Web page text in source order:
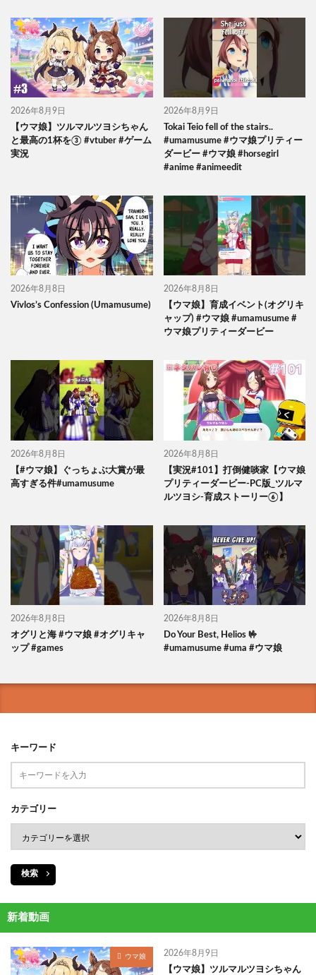
2026年8月9日
【ウマ娘】ツルマルツヨシちゃん
と最高の1杯を③ #vtuber #ゲーム
実況
2026年8月9日
Tokai Teio fell of the stairs..
#umamusume #ウマ娘プリティー
ダービー #ウマ娘 #horsegirl
#anime #animeedit
2026年8月8日
Vivlos’s Confession (Umamusume)
2026年8月8日
【ウマ娘】育成イベント(オグリキ
ャップ) #ウマ娘 #umamusume #
ウマ娘プリティーダービー
2026年8月8日
【#ウマ娘】ぐっちょぶ大賞が最
高すぎる件#umamusume
2026年8月8日
【実況#101】打倒健啖家【ウマ娘
プリティーダービー-PC版_ツルマ
ルツヨシ-育成ストーリー⑥】
2026年8月8日
オグリと海 #ウマ娘 #オグリキャ
ップ #games
2026年8月8日
Do Your Best, Helios 🤟
#umamusume #uma #ウマ娘
キーワード
カテゴリー
検索
新着動画
ウマ娘 2026年8月9日
【ウマ娘】ツルマルツヨシちゃん